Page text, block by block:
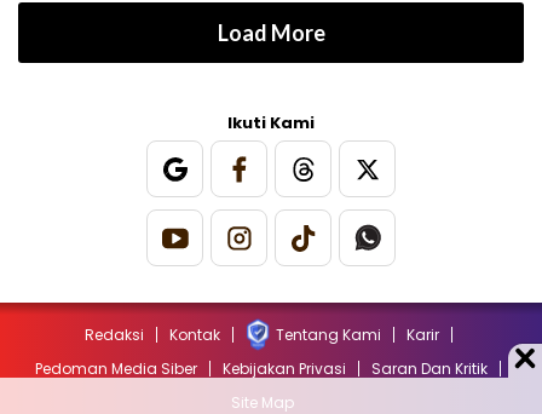
Load More
Ikuti Kami
Redaksi Kontak Tentang Kami
Karir
Pedoman Media Siber
Kebijakan Privasi
Saran Dan Kritik
Site Map